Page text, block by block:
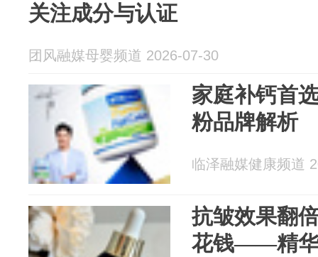
关注成分与认证
团风融媒母婴频道 2026-07-30
家庭补钙首
粉品牌解析
临泽融媒健康频道
抗皱效果翻
花钱——精华